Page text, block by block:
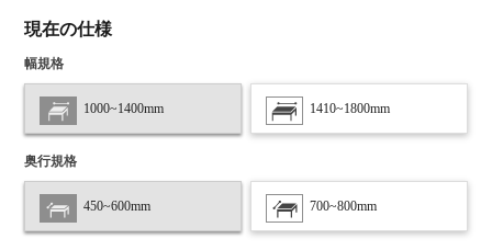
現在の仕様
幅規格
1000~1400mm 1410~1800mm
奥行規格
450~600mm 700~800mm